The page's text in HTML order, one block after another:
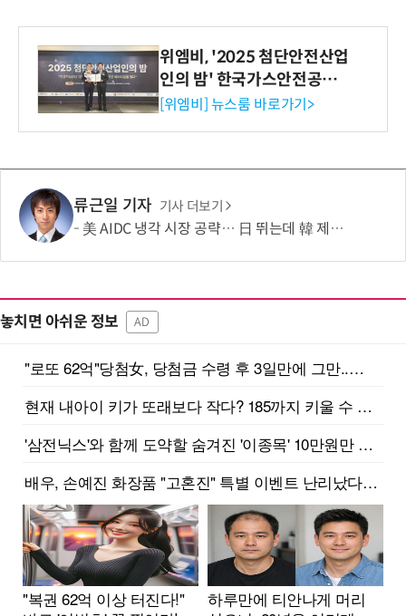
위엠비, '2025 첨단안전산업
인의 밤' 한국가스안전공사
사장상 수상
[위엠비] 뉴스룸 바로가기>
류근일 기자 기사 더보기
美 AIDC 냉각 시장 공략… 日 뛰는데 韓 제자리
놓치면 아쉬운 정보 AD